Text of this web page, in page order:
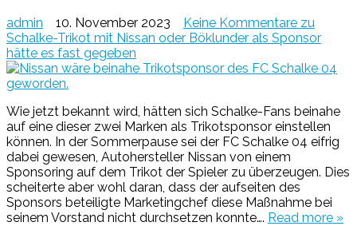
admin 10. November 2023 Keine Kommentare zu
Schalke-Trikot mit Nissan oder Böklunder als Sponsor
hätte es fast gegeben
Wie jetzt bekannt wird, hätten sich Schalke-Fans beinahe
auf eine dieser zwei Marken als Trikotsponsor einstellen
können. In der Sommerpause sei der FC Schalke 04 eifrig
dabei gewesen, Autohersteller Nissan von einem
Sponsoring auf dem Trikot der Spieler zu überzeugen. Dies
scheiterte aber wohl daran, dass der aufseiten des
Sponsors beteiligte Marketingchef diese Maßnahme bei
seinem Vorstand nicht durchsetzen konnte…. Read more »